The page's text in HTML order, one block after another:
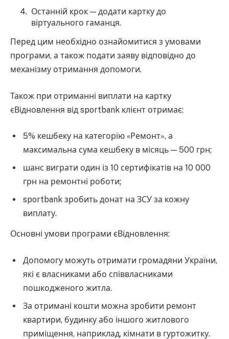
Останній крок — додати картку до
віртуального гаманця.
Перед цим необхідно ознайомитися з умовами
програми, а також подати заяву відповідно до
механізму отримання допомоги.
Також при отриманні виплати на картку
єВідновлення від sportbank клієнт отримає:
5% кешбеку на категорію «Ремонт», а
максимальна сума кешбеку в місяць — 500 грн;
шанс виграти один із 10 сертифікатів на 10 000
грн на ремонтні роботи;
sportbank зробить донат на ЗСУ за кожну
виплату.
Основні умови програми єВідновлення:
Допомогу можуть отримати громадяни України,
які є власниками або співвласниками
пошкодженого житла.
За отримані кошти можна зробити ремонт
квартири, будинку або іншого житлового
приміщення, наприклад, кімнати в гуртожитку.